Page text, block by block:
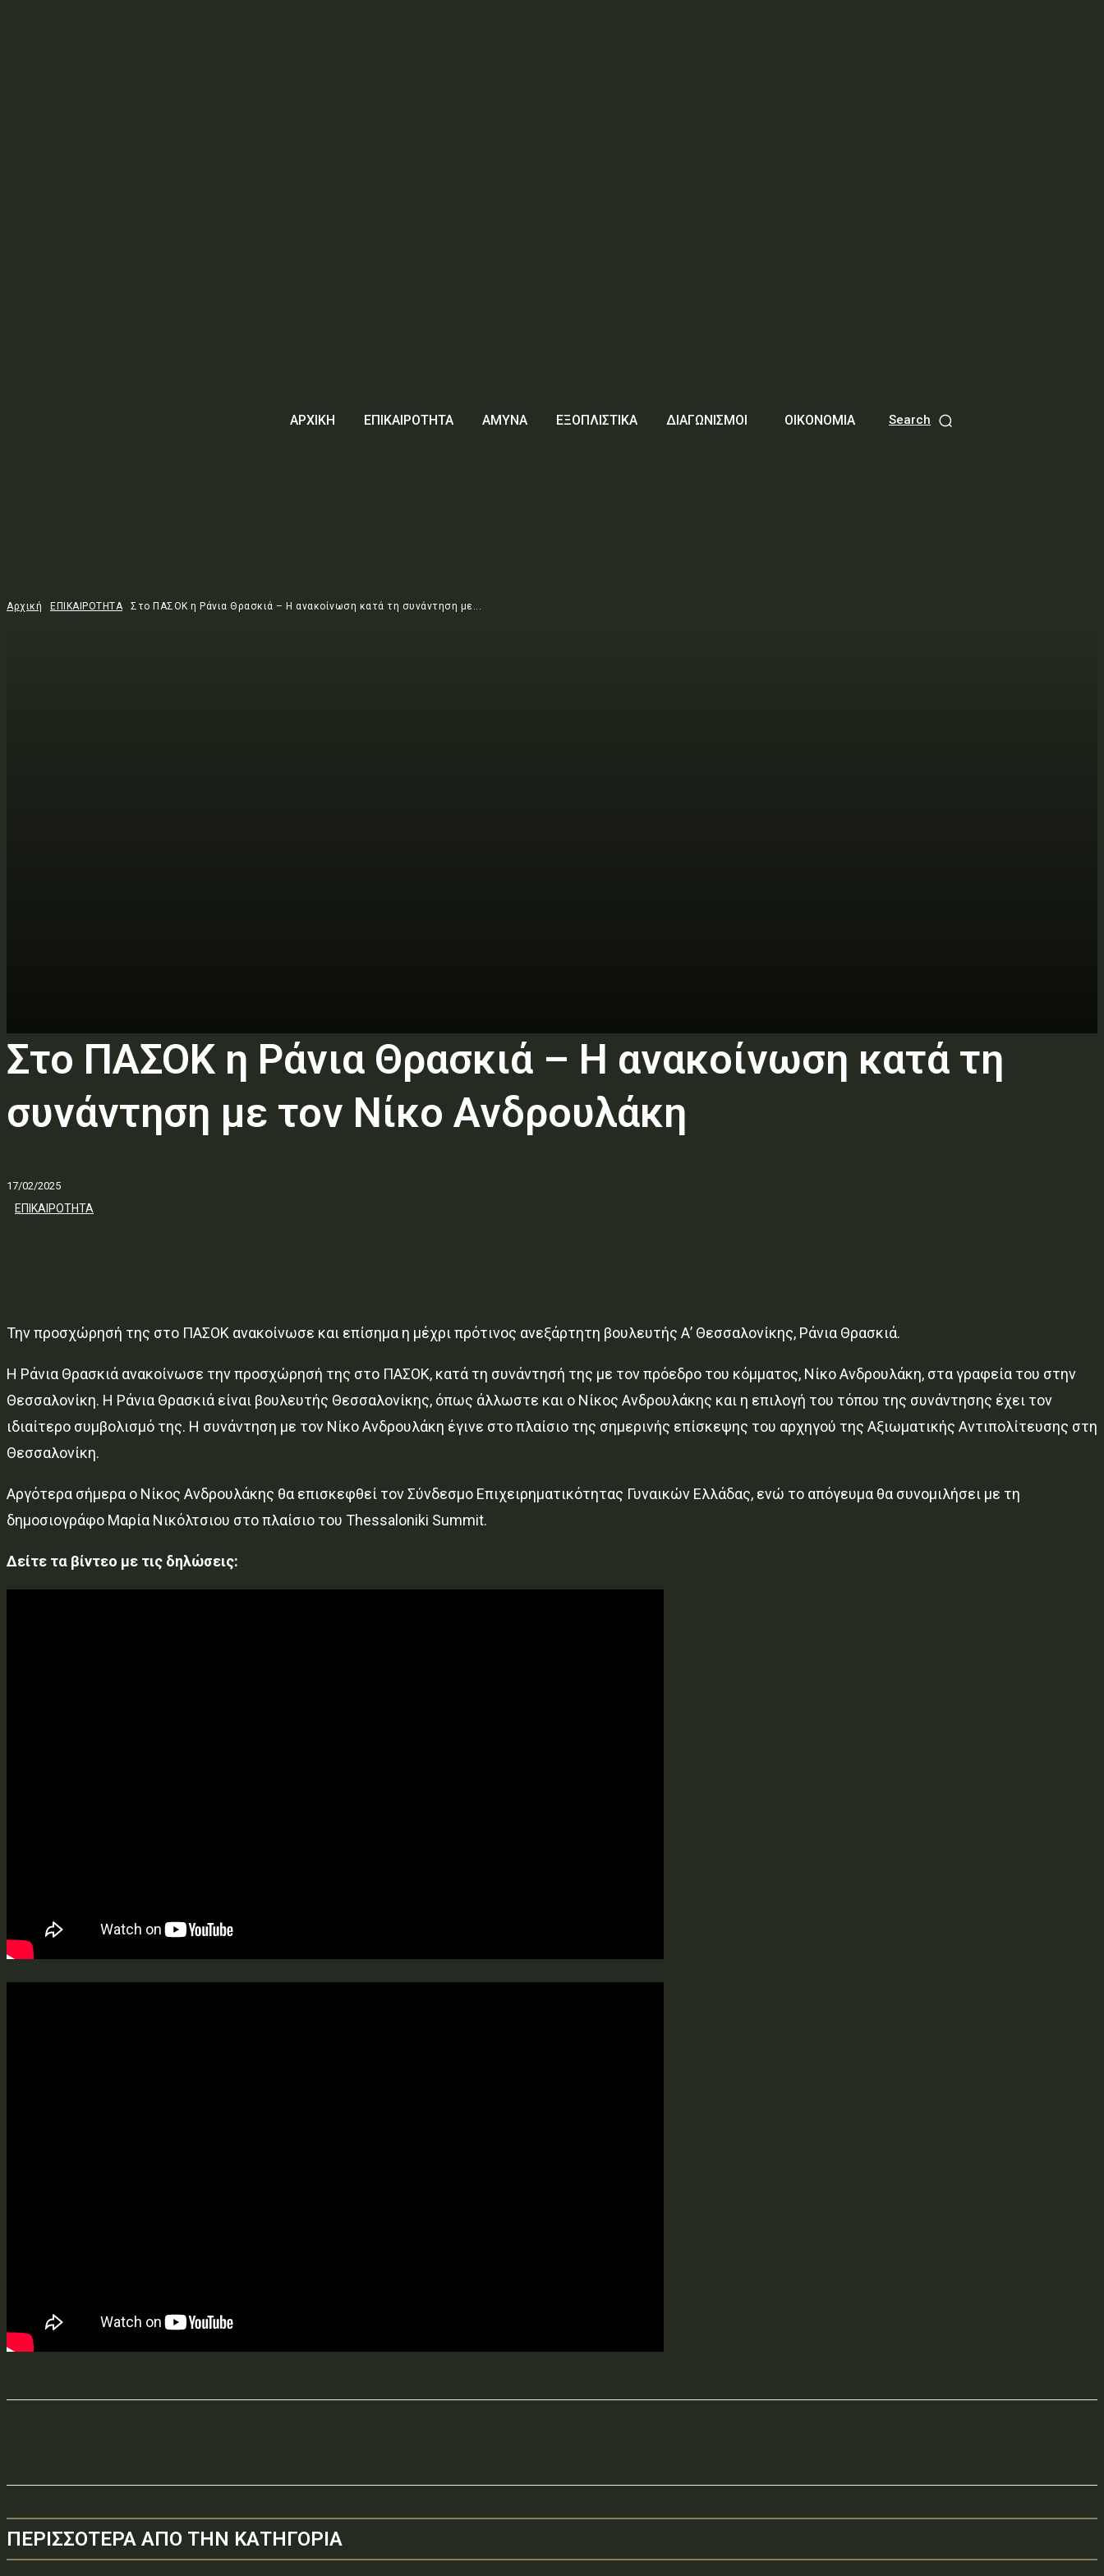
ΑΡΧΙΚΗ ΕΠΙΚΑΙΡΟΤΗΤΑ ΑΜΥΝΑ ΕΞΟΠΛΙΣΤΙΚΑ ΔΙΑΓΩΝΙΣΜΟΙ ΟΙΚΟΝΟΜΙΑ Search
Αρχική ΕΠΙΚΑΙΡΟΤΗΤΑ Στο ΠΑΣΟΚ η Ράνια Θρασκιά – Η ανακοίνωση κατά τη συνάντηση με...
Στο ΠΑΣΟΚ η Ράνια Θρασκιά – Η ανακοίνωση κατά τη
συνάντηση με τον Νίκο Ανδρουλάκη
17/02/2025
ΕΠΙΚΑΙΡΟΤΗΤΑ
Την προσχώρησή της στο ΠΑΣΟΚ ανακοίνωσε και επίσημα η μέχρι πρότινος ανεξάρτητη βουλευτής Α’ Θεσσαλονίκης, Ράνια Θρασκιά.
H Ράνια Θρασκιά ανακοίνωσε την προσχώρησή της στο ΠΑΣΟΚ, κατά τη συνάντησή της με τον πρόεδρο του κόμματος, Νίκο Ανδρουλάκη, στα γραφεία του στην
Θεσσαλονίκη. Η Ράνια Θρασκιά είναι βουλευτής Θεσσαλονίκης, όπως άλλωστε και ο Νίκος Ανδρουλάκης και η επιλογή του τόπου της συνάντησης έχει τον
ιδιαίτερο συμβολισμό της. Η συνάντηση με τον Νίκο Ανδρουλάκη έγινε στο πλαίσιο της σημερινής επίσκεψης του αρχηγού της Αξιωματικής Αντιπολίτευσης στη
Θεσσαλονίκη.
Αργότερα σήμερα ο Νίκος Ανδρουλάκης θα επισκεφθεί τον Σύνδεσμο Επιχειρηματικότητας Γυναικών Ελλάδας, ενώ το απόγευμα θα συνομιλήσει με τη
δημοσιογράφο Μαρία Νικόλτσιου στο πλαίσιο του Thessaloniki Summit.
Δείτε τα βίντεο με τις δηλώσεις:
ΠΕΡΙΣΣΟΤΕΡΑ ΑΠΟ ΤΗΝ ΚΑΤΗΓΟΡΙΑ